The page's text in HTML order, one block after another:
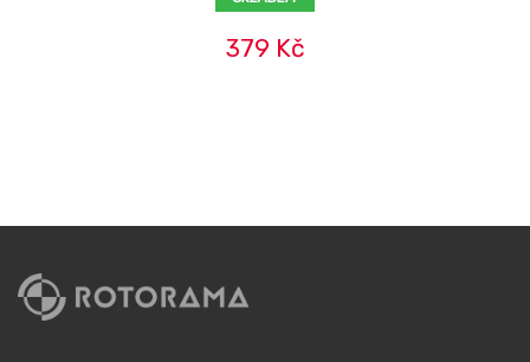
379 Kč